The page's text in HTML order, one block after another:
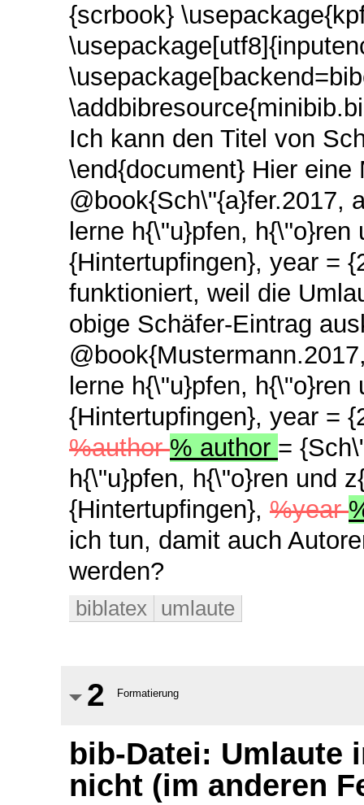
{scrbook}
Ich kann den Titel von
\end{document} Hier
@book{Sch\"{a}fer.2017,
lerne h{\"u}pfen,
{Hintertupfingen}, year =
funktioniert, weil die
obige Schäfer-Eintrag
lerne h{\"u}pfen,
{Hintertupfingen}, year =
%author% author =
h{\"u}pfen, h{\"o}ren und
{Hintertupfingen}, %year
ich tun, damit auch
werden?
biblatex umlaute
2 Formatierung
bib-Datei: Umlaute
nicht (im anderen